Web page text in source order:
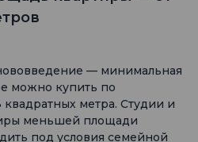
— минимальная
можно купить по
квадратных метра. Студии и
меньшей площади
под условия семейной